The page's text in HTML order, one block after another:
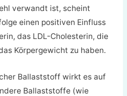
verwandt ist, scheint
einen positiven Einfluss
das LDL-Cholesterin, die
Körpergewicht zu haben.
Ballaststoff wirkt es auf
Ballaststoffe (wie